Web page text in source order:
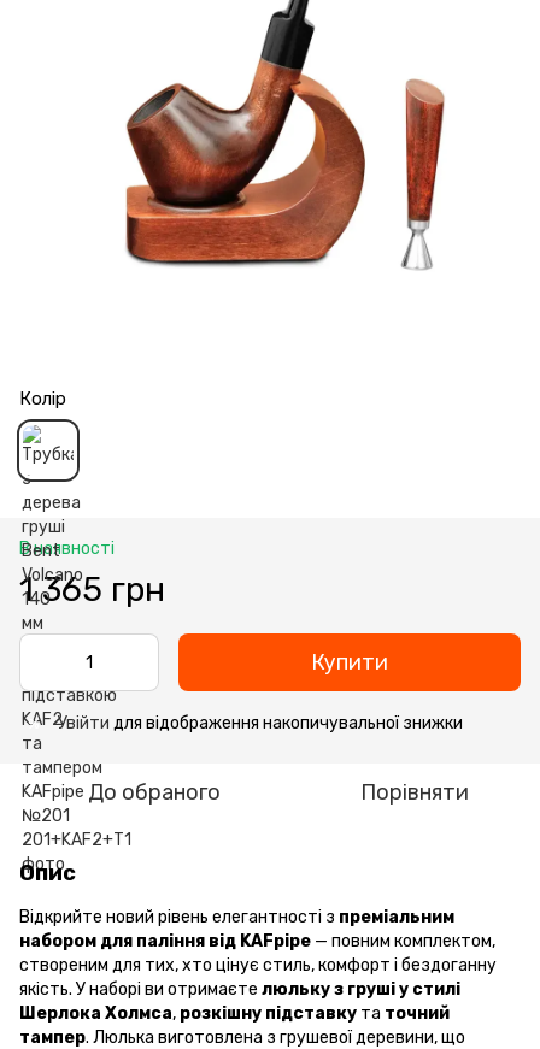
Колір
В наявності
1 365 грн
Купити
% Увійти для відображення накопичувальної знижки
До обраного Порівняти
Опис
Відкрийте новий рівень елегантності з преміальним
набором для паління від KAFpipe — повним комплектом,
створеним для тих, хто цінує стиль, комфорт і бездоганну
якість. У наборі ви отримаєте люльку з груші у стилі
Шерлока Холмса, розкішну підставку та точний
тампер. Люлька виготовлена з грушевої деревини, що